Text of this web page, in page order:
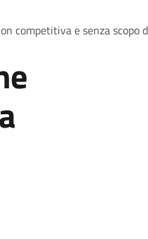
competitiva e senza scopo